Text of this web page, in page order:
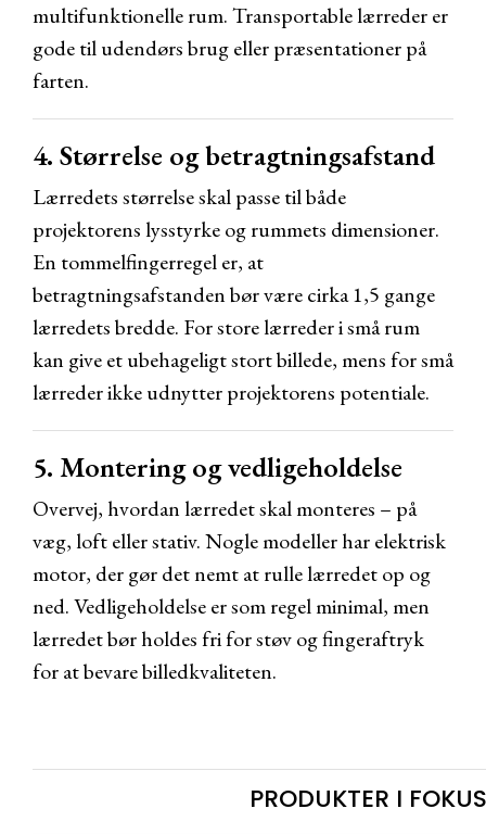
multifunktionelle rum. Transportable lærreder er
gode til udendørs brug eller præsentationer på
farten.
4. Størrelse og betragtningsafstand
Lærredets størrelse skal passe til både
projektorens lysstyrke og rummets dimensioner.
En tommelfingerregel er, at
betragtningsafstanden bør være cirka 1,5 gange
lærredets bredde. For store lærreder i små rum
kan give et ubehageligt stort billede, mens for små
lærreder ikke udnytter projektorens potentiale.
5. Montering og vedligeholdelse
Overvej, hvordan lærredet skal monteres – på
væg, loft eller stativ. Nogle modeller har elektrisk
motor, der gør det nemt at rulle lærredet op og
ned. Vedligeholdelse er som regel minimal, men
lærredet bør holdes fri for støv og fingeraftryk
for at bevare billedkvaliteten.
PRODUKTER I FOKUS